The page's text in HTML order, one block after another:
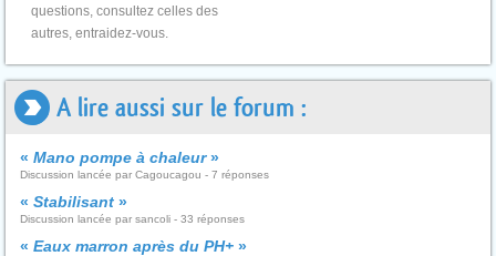
questions, consultez celles des
autres, entraidez-vous.
A lire aussi sur le forum :
« Mano pompe à chaleur»
Discussion lancée par Cagoucagou - 7 réponses
« Stabilisant »
Discussion lancée par sancoli - 33 réponses
« Eaux marron après du PH+ »